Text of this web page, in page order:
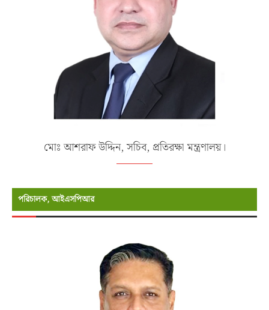
মোঃ আশরাফ উদ্দিন, সচিব, প্রতিরক্ষা মন্ত্রণালয়।
পরিচালক, আইএসপিআর